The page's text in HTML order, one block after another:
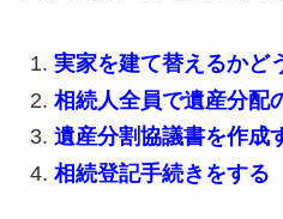
実家を建て替えるかど
相続人全員で遺産分配
遺産分割協議書を作成
相続登記手続きをする